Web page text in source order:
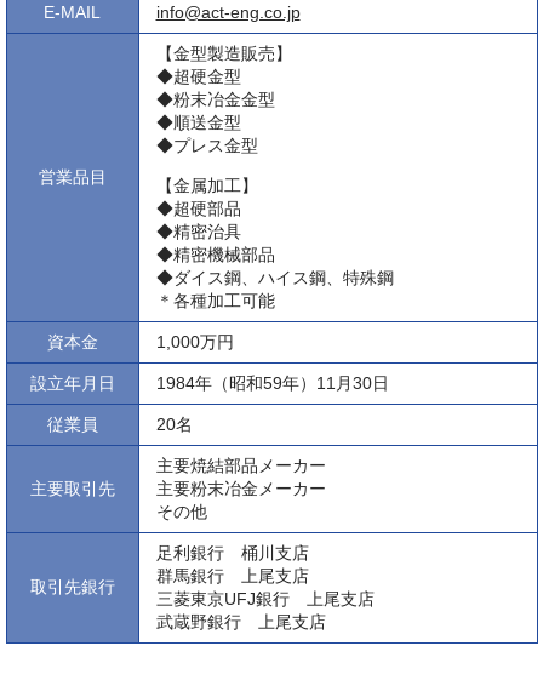
E-MAIL info@act-eng.co.jp
営業品目
【金型製造販売】
◆超硬金型
◆粉末冶金金型
◆順送金型
◆プレス金型
【金属加工】
◆超硬部品
◆精密治具
◆精密機械部品
◆ダイス鋼、ハイス鋼、特殊鋼
＊各種加工可能
資本金 1,000万円
設立年月日 1984年（昭和59年）11月30日
従業員 20名
主要取引先
主要焼結部品メーカー
主要粉末冶金メーカー
その他
取引先銀行
足利銀行 桶川支店
群馬銀行 上尾支店
三菱東京UFJ銀行 上尾支店
武蔵野銀行 上尾支店